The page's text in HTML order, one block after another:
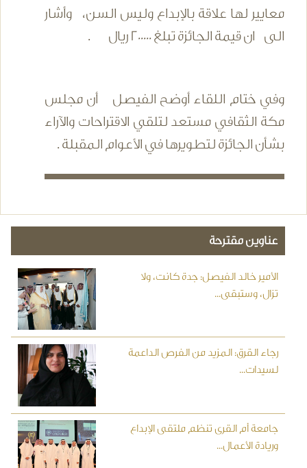
معايير لها علاقة بالإبداع وليس السن، وأشار
الى ان قيمة الجائزة تبلغ 200000 ريال .
وفي ختام اللقاء أوضح الفيصل أن مجلس
مكة الثقافي مستعد لتلقي الاقتراحات والآراء
بشأن الجائزة لتطويرها في الأعوام المقبلة .
عناوين مقترحة
الأمير خالد الفيصل: جدة كانت، ولا
تزال، وستبقى...
رجاء القرق: المزيد من الفرص الداعمة
لسيدات...
جامعة أم القرى تنظم ملتقى الإبداع
وريادة الأعمال...